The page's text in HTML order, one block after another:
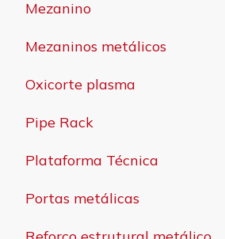
Mezanino
Mezaninos metálicos
Oxicorte plasma
Pipe Rack
Plataforma Técnica
Portas metálicas